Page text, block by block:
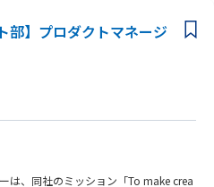
部】プロダクトマネージ
は、同社のミッション「To make crea